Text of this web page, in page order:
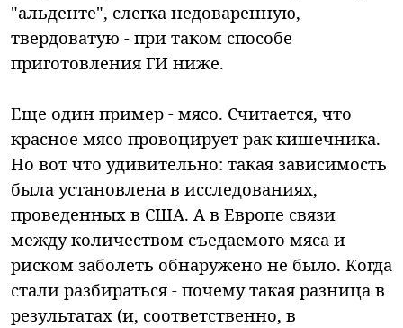
"альденте", слегка недоваренную,
твердоватую - при таком способе
приготовления ГИ ниже.
Еще один пример - мясо. Считается, что
красное мясо провоцирует рак кишечника.
Но вот что удивительно: такая зависимость
была установлена в исследованиях,
проведенных в США. А в Европе связи
между количеством съедаемого мяса и
риском заболеть обнаружено не было. Когда
стали разбираться - почему такая разница в
результатах (и, соответственно, в